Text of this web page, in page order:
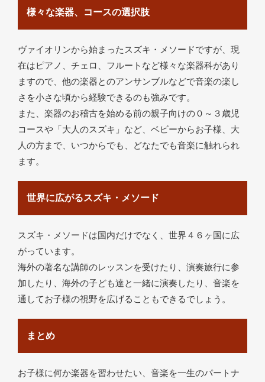
様々な楽器、コースの選択肢
ヴァイオリンから始まったスズキ・メソードですが、現
在はピアノ、チェロ、フルートなど様々な楽器科があり
ますので、他の楽器とのアンサンブルなどで音楽の楽し
さを小さな頃から経験できるのも強みです。
また、楽器のお稽古を始める前の親子向けの０～３歳児
コースや「大人のスズキ」など、ベビーからお子様、大
人の方まで、いつからでも、どなたでも音楽に触れられ
ます。
世界に広がるスズキ・メソード
スズキ・メソードは国内だけでなく、世界４６ヶ国に広
がっています。
海外の著名な講師のレッスンを受けたり、演奏旅行に参
加したり、海外の子ども達と一緒に演奏したり、音楽を
通してお子様の視野を広げることもできるでしょう。
まとめ
お子様に何か楽器を習わせたい、音楽を一生のパートナ